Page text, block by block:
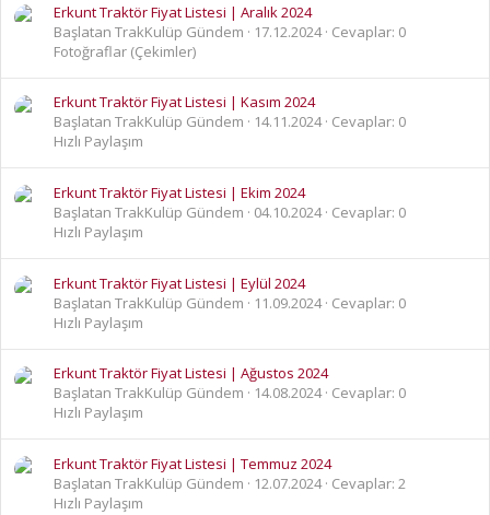
Erkunt Traktör Fiyat Listesi | Aralık 2024
Başlatan TrakKulüp Gündem
17.12.2024 Cevaplar: 0
Fotoğraflar (Çekimler)
Erkunt Traktör Fiyat Listesi | Kasım 2024
Başlatan TrakKulüp Gündem
14.11.2024 Cevaplar: 0
Hızlı Paylaşım
Erkunt Traktör Fiyat Listesi | Ekim 2024
Başlatan TrakKulüp Gündem
04.10.2024 Cevaplar: 0
Hızlı Paylaşım
Erkunt Traktör Fiyat Listesi | Eylül 2024
Başlatan TrakKulüp Gündem
11.09.2024 Cevaplar: 0
Hızlı Paylaşım
Erkunt Traktör Fiyat Listesi | Ağustos 2024
Başlatan TrakKulüp Gündem
14.08.2024 Cevaplar: 0
Hızlı Paylaşım
Erkunt Traktör Fiyat Listesi | Temmuz 2024
Başlatan TrakKulüp Gündem
12.07.2024 Cevaplar: 2
Hızlı Paylaşım